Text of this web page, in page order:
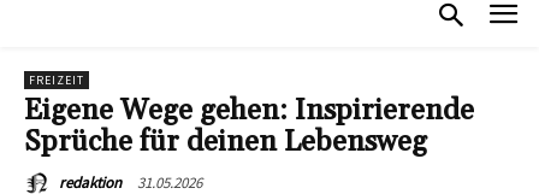
FREIZEIT
Eigene Wege gehen: Inspirierende
Sprüche für deinen Lebensweg
redaktion 31.05.2026